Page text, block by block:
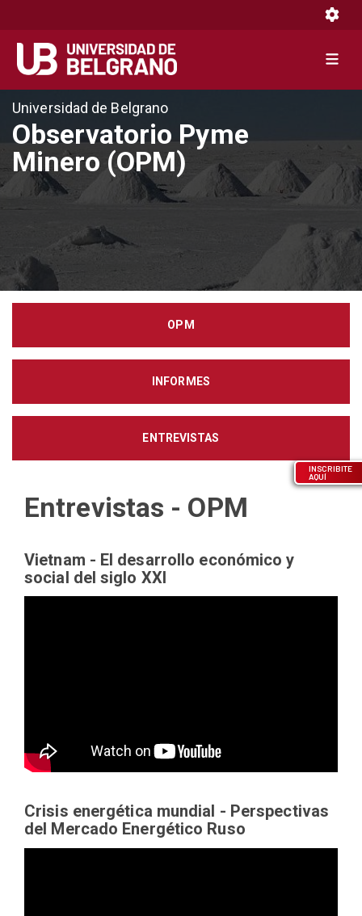
contenido
principal
Universidad de Belgrano
Observatorio Pyme
Minero (OPM)
OPM
INFORMES
ENTREVISTAS
Entrevistas - OPM
Vietnam - El desarrollo económico y
social del siglo XXl
Crisis energética mundial - Perspectivas
del Mercado Energético Ruso
INSCRIBITE
AQUÍ